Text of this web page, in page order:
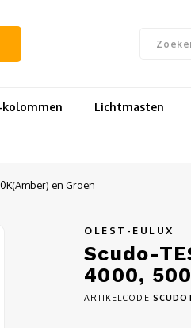
Lichtmasten
en Groen
OLEST-EULUX
Scudo-
4000,
ARTIKELCODE